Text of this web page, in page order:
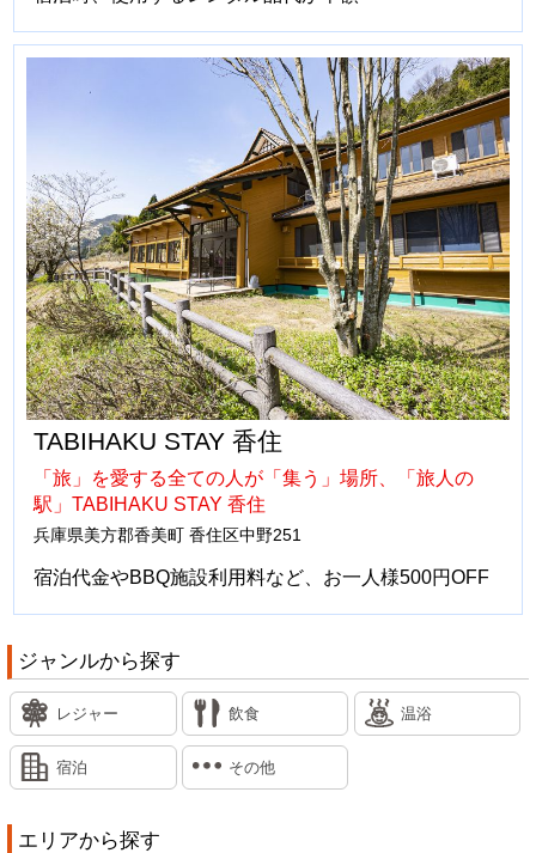
TABIHAKU STAY 香住
「旅」を愛する全ての人が「集う」場所、「旅人の
駅」TABIHAKU STAY 香住
兵庫県美方郡香美町 香住区中野251
宿泊代金やBBQ施設利用料など、お一人様500円OFF
ジャンルから探す
レジャー 飲食 温浴
宿泊 その他
エリアから探す